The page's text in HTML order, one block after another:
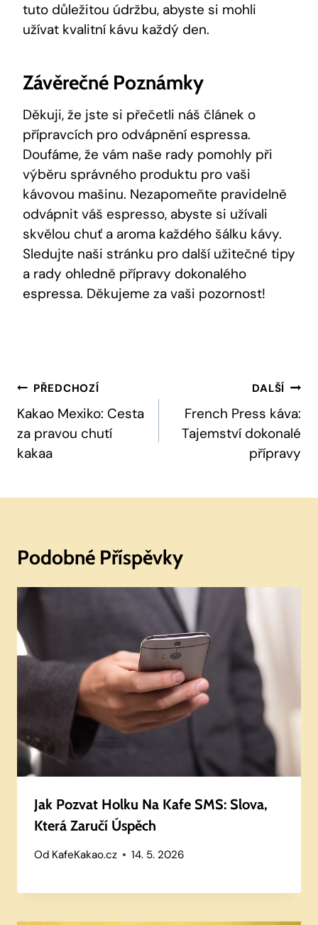
tuto důležitou údržbu, abyste si mohli
užívat kvalitní kávu každý den.
Závěrečné Poznámky
Děkuji, že jste si přečetli náš článek o
přípravcích pro odvápnění espressa.
Doufáme, že vám naše rady pomohly při
výběru správného produktu pro vaši
kávovou mašinu. Nezapomeňte pravidelně
odvápnit váš espresso, abyste si užívali
skvělou chuť a aroma každého šálku kávy.
Sledujte naši stránku pro další užitečné tipy
a rady ohledně přípravy dokonalého
espressa. Děkujeme za vaši pozornost!
Navigace
Pro
Příspěvek
PŘEDCHOZÍ
Kakao Mexiko: Cesta
za pravou chutí
kakaa
DALŠÍ
French Press káva:
Tajemství dokonalé
přípravy
Podobné Příspěvky
Jak Pozvat Holku Na Kafe SMS: Slova,
Která Zaručí Úspěch
Od KafeKakao.cz 14. 5. 2026